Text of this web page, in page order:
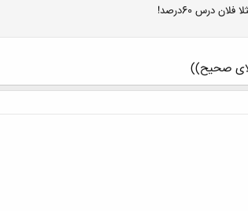
درس 60درصد!